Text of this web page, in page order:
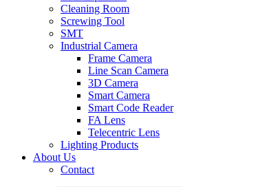
Cleaning Room
Screwing Tool
SMT
Industrial Camera
Frame Camera
Line Scan Camera
3D Camera
Smart Camera
Smart Code Reader
FA Lens
Telecentric Lens
Lighting Products
About Us
Contact